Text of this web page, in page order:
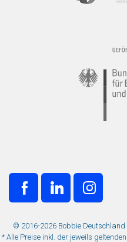
© 2016-2026 Bobbie
* Alle Preise inkl. der jeweils